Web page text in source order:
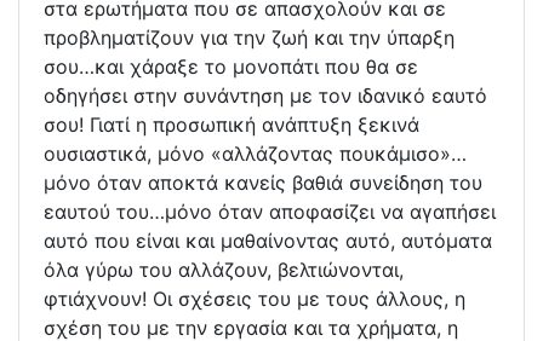
στα ερωτήματα που σε απασχολούν και σε
προβληματίζουν για την ζωή και την ύπαρξη
σου…και χάραξε το μονοπάτι που θα σε
οδηγήσει στην συνάντηση με τον ιδανικό εαυτό
σου! Γιατί η προσωπική ανάπτυξη ξεκινά
ουσιαστικά, μόνο «αλλάζοντας πουκάμισο»…
μόνο όταν αποκτά κανείς βαθιά συνείδηση του
εαυτού του…μόνο όταν αποφασίζει να αγαπήσει
αυτό που είναι και μαθαίνοντας αυτό, αυτόματα
όλα γύρω του αλλάζουν, βελτιώνονται,
φτιάχνουν! Οι σχέσεις του με τους άλλους, η
σχέση του με την εργασία και τα χρήματα, η